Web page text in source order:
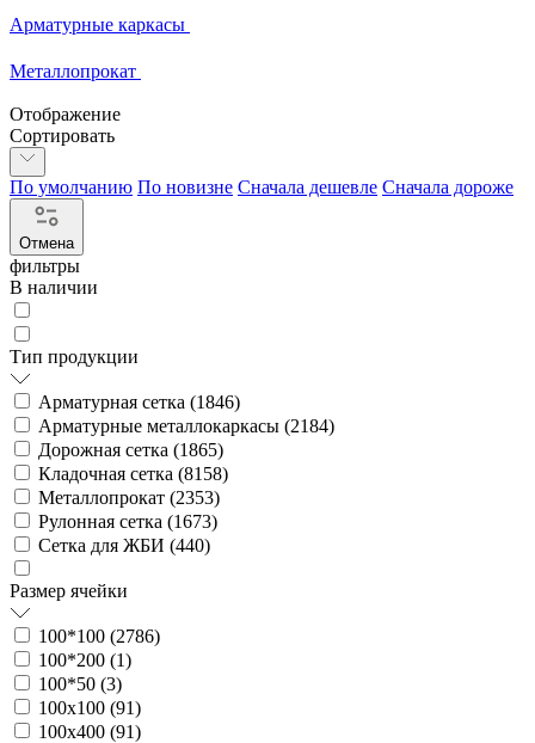
Арматурные каркасы
Металлопрокат
Отображение
Сортировать
По умолчанию По новизне Сначала дешевле Сначала дороже
Отмена
фильтры
В наличии
Тип продукции
Арматурная сетка (1846)
Арматурные металлокаркасы (2184)
Дорожная сетка (1865)
Кладочная сетка (8158)
Металлопрокат (2353)
Рулонная сетка (1673)
Сетка для ЖБИ (440)
Размер ячейки
100*100 (2786)
100*200 (1)
100*50 (3)
100х100 (91)
100х400 (91)